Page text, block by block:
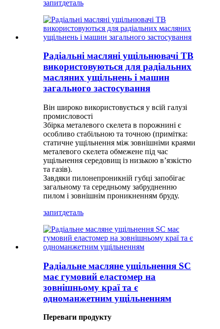
запитдеталь
Радіальні масляні ущільнювачі TB
використовуються для радіальних
масляних ущільнень і машин
загального застосування
Він широко використовується у всій галузі
промисловості
Збірка металевого скелета в порожнині є
особливо стабільною та точною (примітка:
статичне ущільнення між зовнішніми краями
металевого скелета обмежене під час
ущільнення середовищ із низькою в’язкістю
та газів).
Завдяки пилонепроникній губці запобігає
загальному та середньому забрудненню
пилом і зовнішнім проникненням бруду.
запитдеталь
Радіальне масляне ущільнення SC
має гумовий еластомер на
зовнішньому краї та є
одноманжетним ущільненням
Переваги продукту